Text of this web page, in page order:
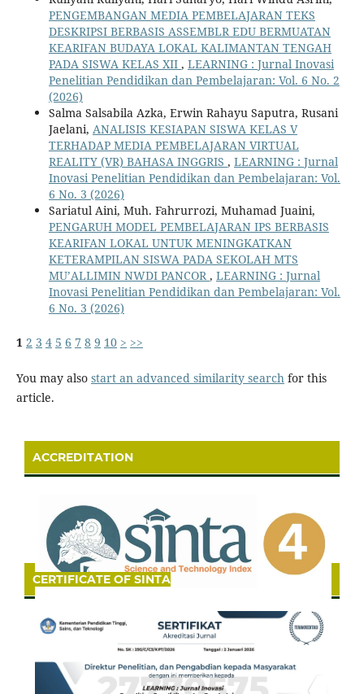
PENGEMBANGAN MEDIA PEMBELAJARAN TEKS
DESKRIPSI BERBASIS ASSEMBLR EDU BERMUATAN
KEARIFAN BUDAYA LOKAL KALIMANTAN TENGAH
PADA SISWA KELAS XII , LEARNING : Jurnal Inovasi
Penelitian Pendidikan dan Pembelajaran: Vol. 6 No. 2
(2026)
Salma Salsabila Azka, Erwin Rahayu Saputra, Rusani
Jaelani, ANALISIS KESIAPAN SISWA KELAS V
TERHADAP MEDIA PEMBELAJARAN VIRTUAL
REALITY (VR) BAHASA INGGRIS , LEARNING : Jurnal
Inovasi Penelitian Pendidikan dan Pembelajaran: Vol.
6 No. 3 (2026)
Sariatul Aini, Muh. Fahrurrozi, Muhamad Juaini,
PENGARUH MODEL PEMBELAJARAN IPS BERBASIS
KEARIFAN LOKAL UNTUK MENINGKATKAN
KETERAMPILAN SISWA PADA SEKOLAH MTS
MU’ALLIMIN NWDI PANCOR, LEARNING : Jurnal
Inovasi Penelitian Pendidikan dan Pembelajaran: Vol.
6 No. 3 (2026)
1 2 3 4 5 6 7 8 9 10 > >>
You may also start an advanced similarity searchfor this
article.
ACCREDITATION
CERTIFICATE OF SINTA